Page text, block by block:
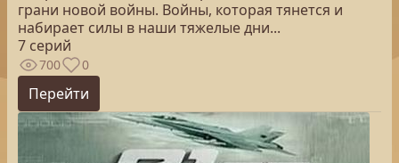
грани новой войны. Войны, которая тянется и
набирает силы в наши тяжелые дни...
7 серий
700 0
Перейти